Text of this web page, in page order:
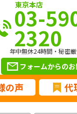
東京本店
03-
2320
年中無休24時間・秘密
フォームからの
の声 代